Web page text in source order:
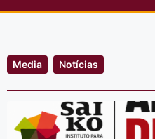
Media Notícias